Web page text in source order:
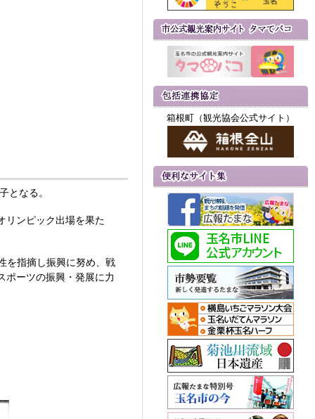
となる。
ンピック出場を果た
を指摘し振興に努め、戦
ポーツの振興・発展に力
箱根町（観光協会公式サイト）